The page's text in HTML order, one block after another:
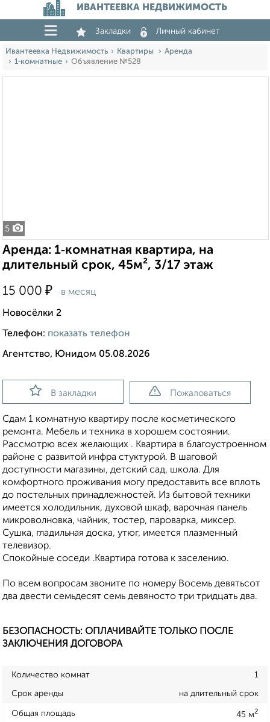
ИВАНТЕЕВКА НЕДВИЖИМОСТЬ
Закладки Личный кабинет
Ивантеевка Недвижимость Квартиры
Аренда
1‑комнатные
Объявление №528
5
Аренда: 1‑комнатная квартира, на
длительный срок, 45м², 3/17 этаж
15 000 ₽ в месяц
Новосёлки 2
Телефон: показать телефон
Агентство, Юнидом 05.08.2026
В закладки Пожаловаться
Сдам 1 комнатную квартиру после косметического
ремонта. Мебель и техника в хорошем состоянии.
Рассмотрю всех желающих . Квартира в благоустроенном
районе с развитой инфра стуктурой. В шаговой
доступности магазины, детский сад, школа. Для
комфортного проживания могу предоставить все вплоть
до постельных принадлежностей. Из бытовой техники
имеется холодильник, духовой шкаф, варочная панель
микроволновка, чайник, тостер, пароварка, миксер.
Сушка, гладильная доска, утюг, имеется плазменный
телевизор.
Спокойные соседи .Квартира готова к заселению.
По всем вопросам звоните по номеру Восемь девятьсот
два двести семьдесят семь девяносто три тридцать два.
БЕЗОПАСНОСТЬ: ОПЛАЧИВАЙТЕ ТОЛЬКО ПОСЛЕ
ЗАКЛЮЧЕНИЯ ДОГОВОРА
Количество комнат 1
Срок аренды на длительный срок
Общая площадь 45 м2